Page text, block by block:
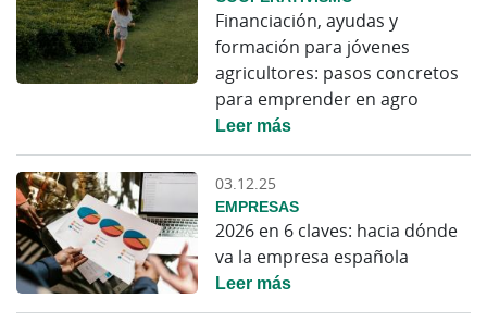
Financiación, ayudas y
formación para jóvenes
agricultores: pasos concretos
para emprender en agro
Leer más
03.12.25
EMPRESAS
2026 en 6 claves: hacia dónde
va la empresa española
Leer más